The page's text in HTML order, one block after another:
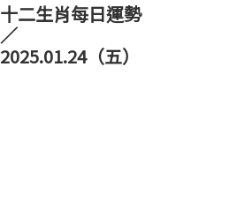
十二生肖每日運勢
／
2025.01.24（五）